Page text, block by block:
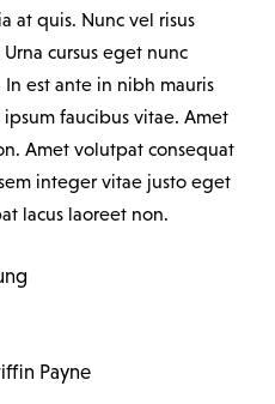
at quis. Nunc vel risus
cursus eget nunc
est ante in nibh mauris
ipsum faucibus vitae. Amet
Amet volutpat consequat
integer vitae justo eget
lacus laoreet non.
Payne